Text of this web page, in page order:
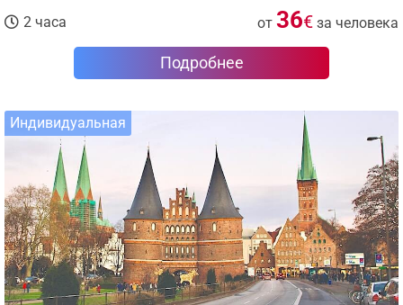
2 часа от 36€ за человека
Подробнее
Индивидуальная